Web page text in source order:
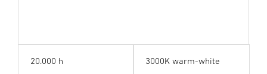
20.000 h 3000K warm-white